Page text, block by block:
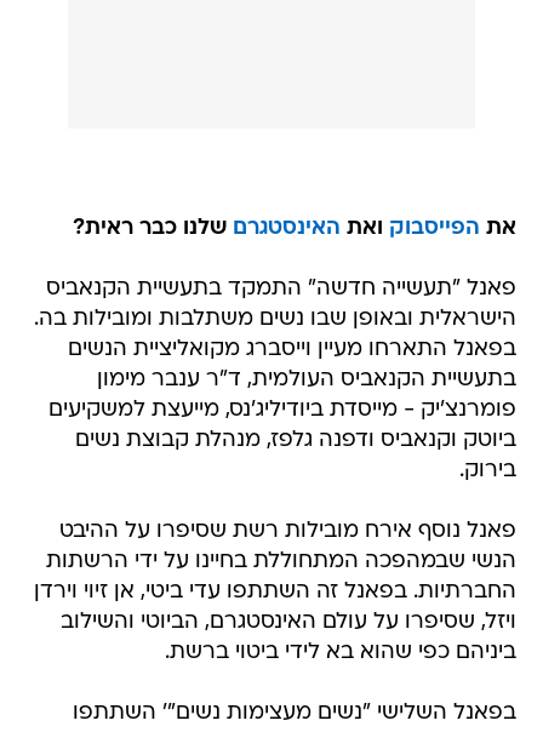
את הפייסבוק ואת האינסטגרם שלנו כבר ראית?
פאנל "תעשייה חדשה" התמקד בתעשיית הקנאביס
הישראלית ובאופן שבו נשים משתלבות ומובילות בה.
בפאנל התארחו מעיין וייסברג מקואליציית הנשים
בתעשיית הקנאביס העולמית, ד"ר ענבר מימון
פומרנצ'יק - מייסדת ביודיליג'נס, מייעצת למשקיעים
ביוטק וקנאביס ודפנה גלפז, מנהלת קבוצת נשים
בירוק.
פאנל נוסף אירח מובילות רשת שסיפרו על ההיבט
הנשי שבמהפכה המתחוללת בחיינו על ידי הרשתות
החברתיות. בפאנל זה השתתפו עדי ביטי, אן זיוי וירדן
ויזל, שסיפרו על עולם האינסטגרם, הביוטי והשילוב
ביניהם כפי שהוא בא לידי ביטוי ברשת.
בפאנל השלישי "נשים מעצימות נשים"' השתתפו